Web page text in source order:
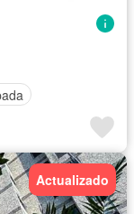
Actualizado